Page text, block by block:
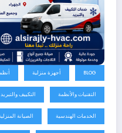
BLOG أجهزة منزلية
التقنيات والأنظمة التكييف والتبريد
الخدمات الهندسية الصيانة